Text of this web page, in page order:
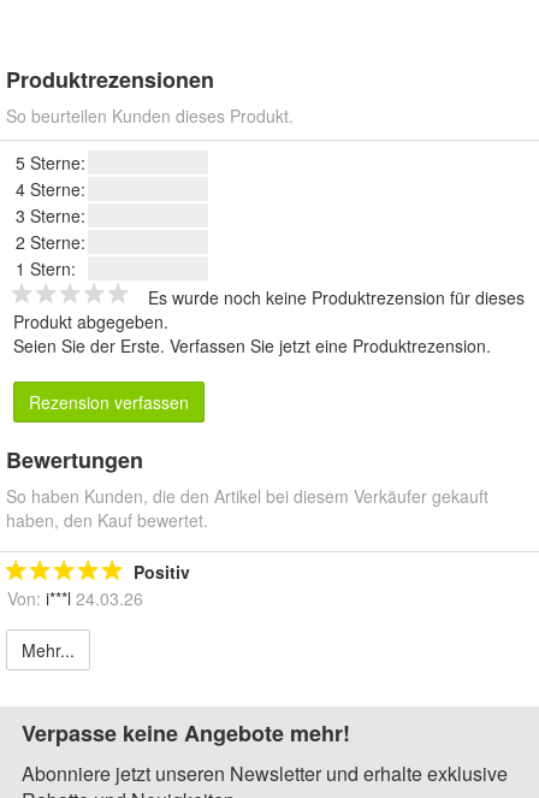
Produktrezensionen
So beurteilen Kunden dieses Produkt.
5 Sterne:
4 Sterne:
3 Sterne:
2 Sterne:
1 Stern:
Es wurde noch keine Produktrezension für dieses
Produkt abgegeben.
Seien Sie der Erste. Verfassen Sie jetzt eine Produktrezension.
Rezension verfassen
Bewertungen
So haben Kunden, die den Artikel bei diesem Verkäufer gekauft
haben, den Kauf bewertet.
Positiv
Von: i***l 24.03.26
Mehr...
Verpasse keine Angebote mehr!
Abonniere jetzt unseren Newsletter und erhalte exklusive